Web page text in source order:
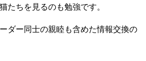
たちを見るのも勉強です。
ダー同士の親睦も含めた情報交換の